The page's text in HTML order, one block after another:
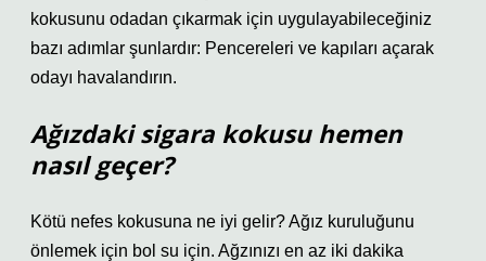
kokusunu odadan çıkarmak için uygulayabileceğiniz
bazı adımlar şunlardır: Pencereleri ve kapıları açarak
odayı havalandırın.
Ağızdaki sigara kokusu hemen
nasıl geçer?
Kötü nefes kokusuna ne iyi gelir? Ağız kuruluğunu
önlemek için bol su için. Ağzınızı en az iki dakika